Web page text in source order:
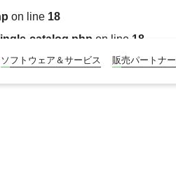
ソフトウェア＆サービス 販売パートナー
on line 18
catalog.php on line 18